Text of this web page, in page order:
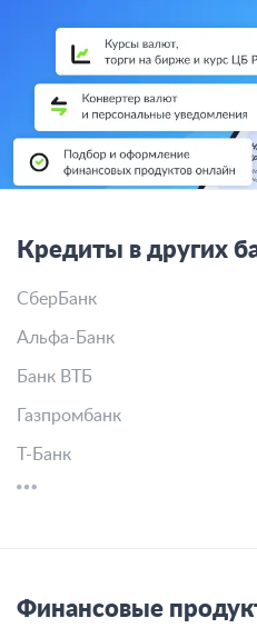
Кредиты в
СберБанк
Альфа-Банк
Банк ВТБ
Газпромбанк
Т-Банк
Финансовые